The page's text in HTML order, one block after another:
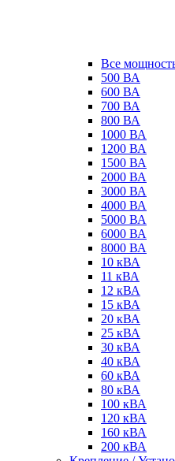
Все
500 ВА
600 ВА
700 ВА
800 ВА
1000 ВА
1200 ВА
1500 ВА
2000 ВА
3000 ВА
4000 ВА
5000 ВА
6000 ВА
8000 ВА
10 кВА
11 кВА
12 кВА
15 кВА
20 кВА
25 кВА
30 кВА
40 кВА
60 кВА
80 кВА
100 кВА
120 кВА
160 кВА
200 кВА